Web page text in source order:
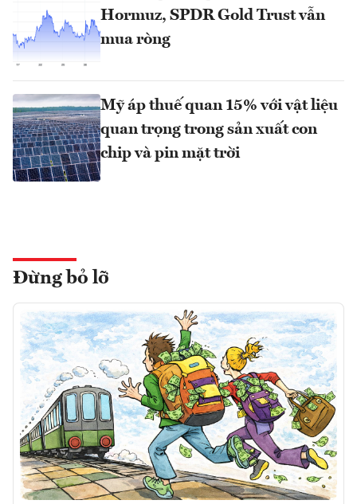
Hormuz, SPDR Gold Trust vẫn
mua ròng
Mỹ áp thuế quan 15% với vật liệu
quan trọng trong sản xuất con
chip và pin mặt trời
Đừng bỏ lỡ